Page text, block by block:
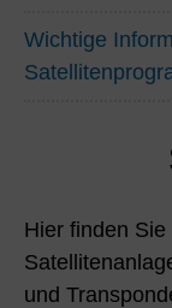
Wichtige
Hier finden
und